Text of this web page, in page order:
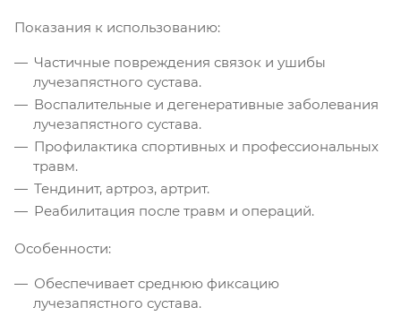
Показания к использованию:
Частичные повреждения связок и ушибы
лучезапястного сустава.
Воспалительные и дегенеративные заболевания
лучезапястного сустава.
Профилактика спортивных и профессиональных
травм.
Тендинит, артроз, артрит.
Реабилитация после травм и операций.
Особенности:
Обеспечивает среднюю фиксацию
лучезапястного сустава.